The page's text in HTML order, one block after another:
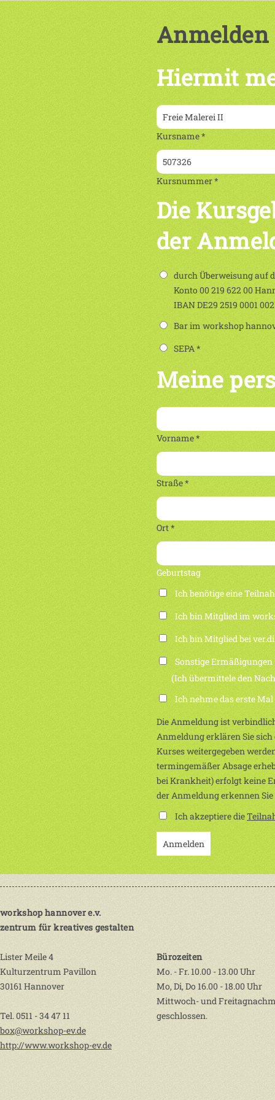
Anmelden
Hiermit
Kursname *
Kursnummer *
Die
der
durch Überweisung auf
Konto 00 219 622 00
IBAN DE29 2519 0001
Bar im workshop
SEPA *
Meine
Vorname *
Straße *
Ort *
Geburtstag
Ich benötige eine
Ich bin Mitglied im
Ich bin Mitglied bei ver.di
Sonstige Ermäßigungen
(Ich übermittele den
Ich nehme das erste
Die Anmeldung ist
Anmeldung erklären Sie
Kurses weitergegeben
termingemäßer Absage
bei Krankheit) erfolgt keine
der Anmeldung erkennen
Ich akzeptiere die
Anmelden
workshop hannover e.v.
zentrum für kreatives gestalten
Lister Meile 4
Kulturzentrum Pavillon
30161 Hannover
Tel. 0511 - 34 47 11
box@workshop-ev.de
http://www.workshop-ev.de
Bürozeiten
Mo. - Fr. 10.00 - 13.00 Uhr
Mo, Di, Do 16.00 - 18.00 Uhr
Mittwoch- und
geschlossen.